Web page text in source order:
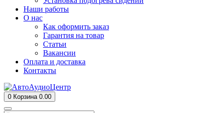
Наши работы
О нас
Как оформить заказ
Гарантия на товар
Статьи
Вакансии
Оплата и доставка
Контакты
0 Корзина 0.00